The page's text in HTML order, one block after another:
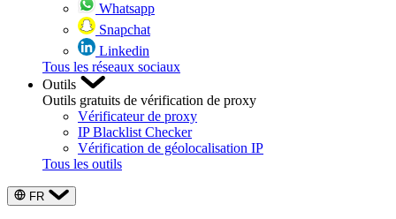
Whatsapp
Snapchat
Linkedin
Tous les réseaux sociaux
Outils
Outils gratuits de vérification de proxy
Vérificateur de proxy
IP Blacklist Checker
Vérification de géolocalisation IP
Tous les outils
FR